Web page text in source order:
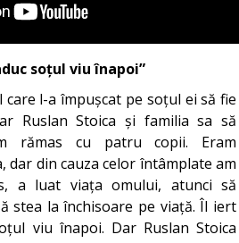
soțul viu înapoi”
care l-a împușcat pe soțul ei să fie
Ruslan Stoica și familia sa să
rămas cu patru copii. Eram
dar din cauza celor întâmplate am
a luat viața omului, atunci să
stea la închisoare pe viață. Îl iert
viu înapoi. Dar Ruslan Stoica